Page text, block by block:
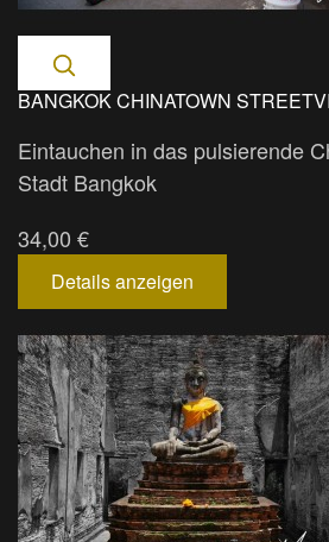
BANGKOK CHINATOWN
Eintauchen in das pulsierende
Stadt Bangkok
34,00 €
Details anzeigen